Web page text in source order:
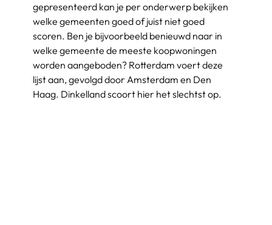
gepresenteerd kan je per onderwerp bekijken
welke gemeenten goed of juist niet goed
scoren. Ben je bijvoorbeeld benieuwd naar in
welke gemeente de meeste koopwoningen
worden aangeboden? Rotterdam voert deze
lijst aan, gevolgd door Amsterdam en Den
Haag. Dinkelland scoort hier het slechtst op.